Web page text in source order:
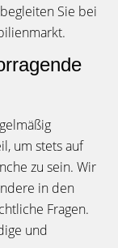
Sie bei
um stets auf
zu sein. Wir
in den
Fragen.
und